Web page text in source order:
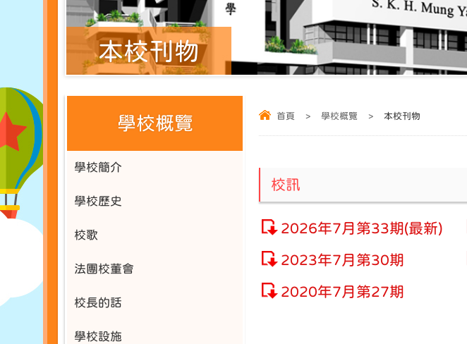
本校刊物
首頁 > 學校概覽 > 本校刊物
校訊
2026年7月第33期(最新)
2023年7月第30期
2020年7月第27期
學校概覽
學校簡介
學校歷史
校歌
法團校董會
校長的話
學校設施